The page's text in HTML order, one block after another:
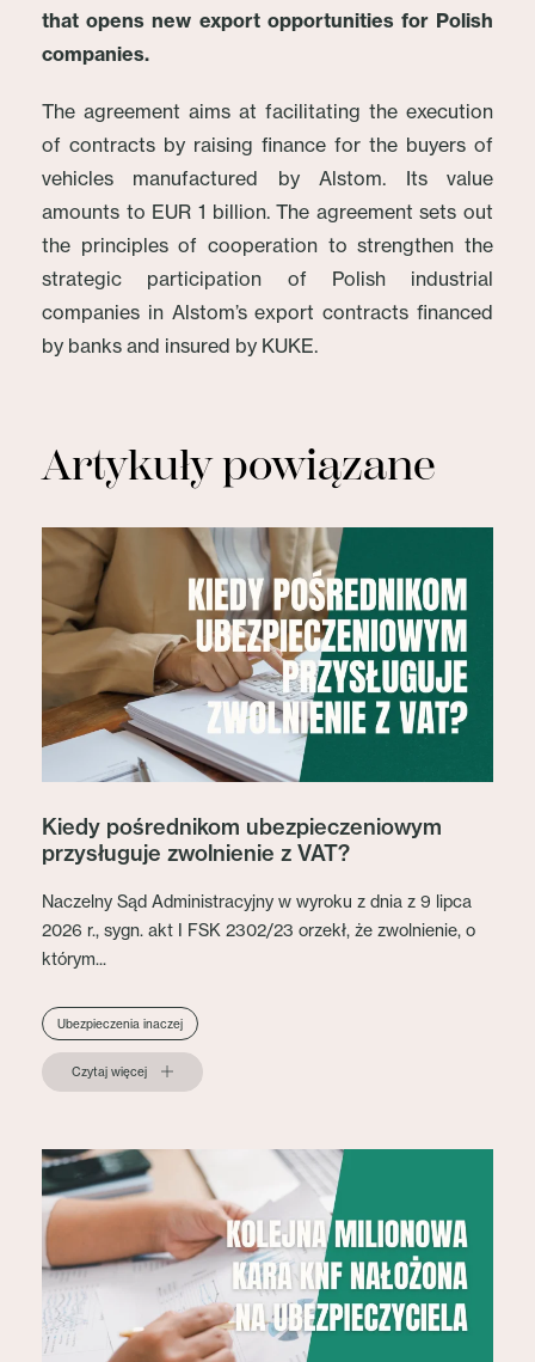
that opens new export opportunities for Polish
companies.
The agreement aims at facilitating the execution
of contracts by raising finance for the buyers of
vehicles manufactured by Alstom. Its value
amounts to EUR 1 billion. The agreement sets out
the principles of cooperation to strengthen the
strategic participation of Polish industrial
companies in Alstom’s export contracts financed
by banks and insured by KUKE.
Artykuły powiązane
Kiedy pośrednikom ubezpieczeniowym
przysługuje zwolnienie z VAT?
Naczelny Sąd Administracyjny w wyroku z dnia z 9 lipca
2026 r., sygn. akt I FSK 2302/23 orzekł, że zwolnienie, o
którym...
Ubezpieczenia inaczej
Czytaj więcej